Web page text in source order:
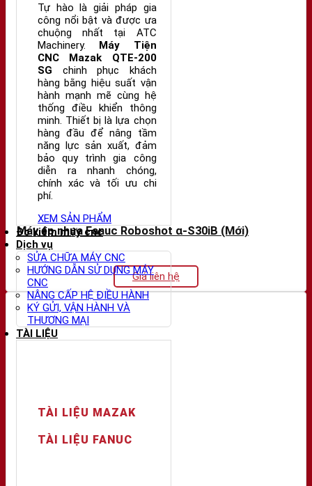
Tự hào là giải pháp gia
công nổi bật và được ưa
chuộng nhất tại ATC
Machinery. Máy Tiện
CNC Mazak QTE-200
SG chinh phục khách
hàng bằng hiệu suất vận
hành mạnh mẽ cùng hệ
thống điều khiển thông
minh. Thiết bị là lựa chọn
hàng đầu để nâng tầm
năng lực sản xuất, đảm
bảo quy trình gia công
diễn ra nhanh chóng,
chính xác và tối ưu chi
phí.
XEM SẢN PHẨM
Đo kiểm máy cnc
Dịch vụ
SỬA CHỮA MÁY CNC
HƯỚNG DẪN SỬ DỤNG MÁY
CNC
NÂNG CẤP HỆ ĐIỀU HÀNH
KÝ GỬI, VẬN HÀNH VÀ
THƯƠNG MẠI
TÀI LIỆU
TÀI LIỆU MAZAK
TÀI LIỆU FANUC
Máy ép nhựa Fanuc Roboshot α-S30iB (Mới)
Giá liên hệ